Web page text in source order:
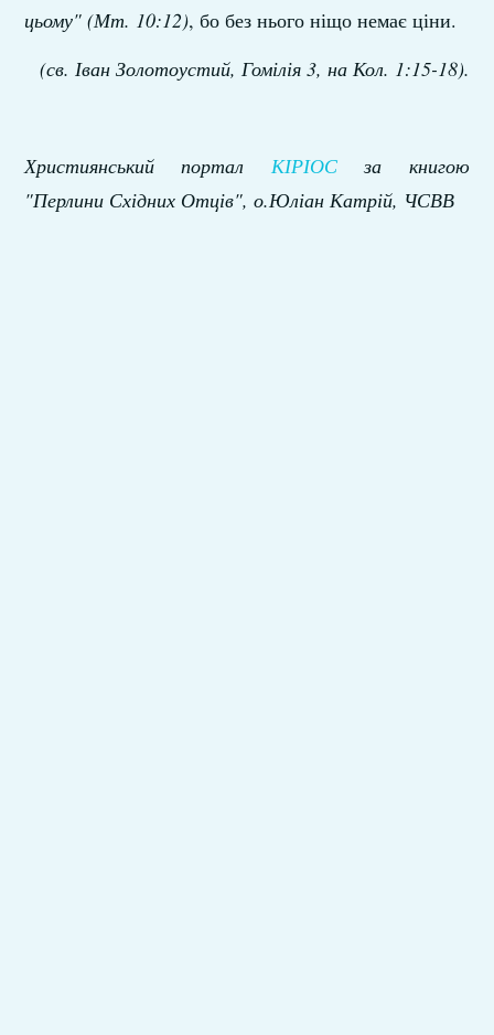
цьому" (Мт. 10:12), бо без нього ніщо немає ціни.
(св. Іван Золотоустий, Гомілія 3, на Кол. 1:15-18).
Християнський портал КІРІОСза книгою
"Перлини Східних Отців", о.Юліан Катрій, ЧСВВ